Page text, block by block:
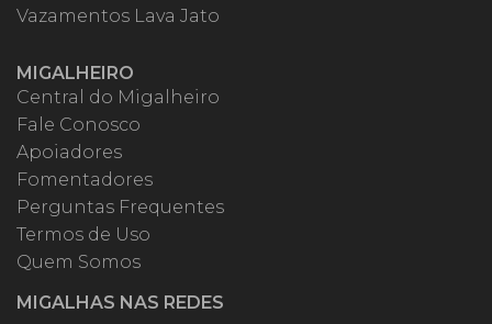
Vazamentos Lava Jato
MIGALHEIRO
Central do Migalheiro
Fale Conosco
Apoiadores
Fomentadores
Perguntas Frequentes
Termos de Uso
Quem Somos
MIGALHAS NAS REDES